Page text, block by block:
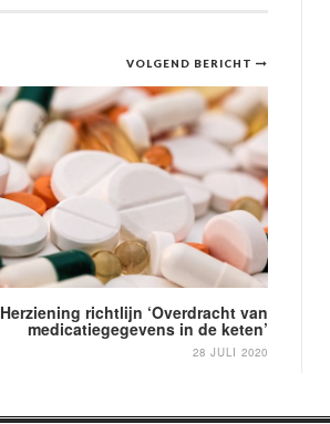
VOLGEND BERICHT
Herziening richtlijn ‘Overdracht van
medicatiegegevens in de keten’
28 JULI 2020